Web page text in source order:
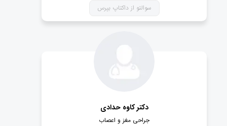
سوالتو از داکتاپ بپرس
دکتر کاوه حدادی
جراحی مغز و اعصاب